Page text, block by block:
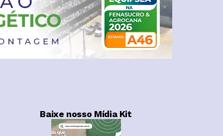
Baixe nosso Mídia Kit